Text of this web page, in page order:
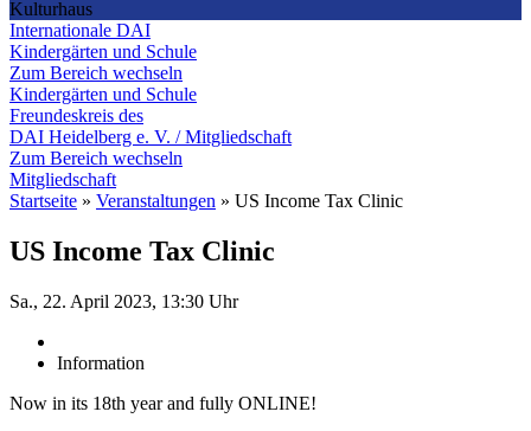
Kulturhaus
Internationale DAI
Kindergärten und Schule
Zum Bereich wechseln
Kindergärten und Schule
Freundeskreis des
DAI Heidelberg e. V. / Mitgliedschaft
Zum Bereich wechseln
Mitgliedschaft
Startseite » Veranstaltungen » US Income Tax Clinic
US Income Tax Clinic
Sa., 22. April 2023, 13:30 Uhr
Information
Now in its 18th year and fully ONLINE!